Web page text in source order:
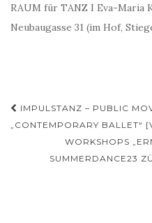
RAUM für TANZ I Eva-Maria
Neubaugasse 31 (im Hof,
IMPULSTANZ – PUBLIC
„CONTEMPORARY BALLET“
WORKSHOPS
SUMMERDANCE23